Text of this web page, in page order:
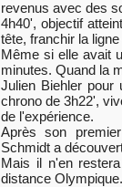
revenus avec des
4h40', objectif
tête, franchir la
Même si elle avait
minutes. Quand la
Julien Biehler pour
chrono de 3h22',
de l'expérience.
Après son
Schmidt a
Mais il n'en
distance Olympique.